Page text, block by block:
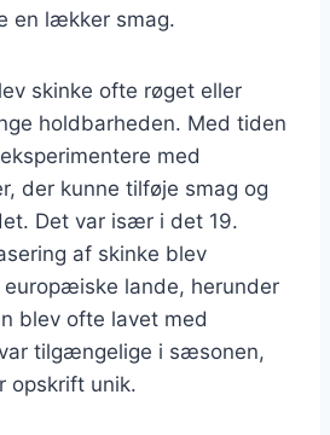
en lækker smag.
skinke ofte røget eller
holdbarheden. Med tiden
med
der kunne tilføje smag og
Det var især i det 19.
af skinke blev
lande, herunder
blev ofte lavet med
tilgængelige i sæsonen,
opskrift unik.